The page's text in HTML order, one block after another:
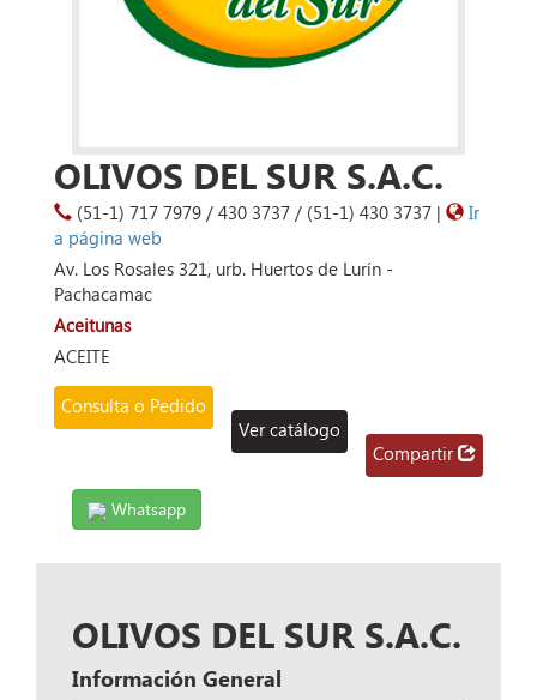
OLIVOS DEL SUR S.A.C.
(51-1) 717 7979 / 430 3737 / (51-1) 430 3737 |
Ir
a página web
Av. Los Rosales 321, urb. Huertos de Lurín -
Pachacamac
Aceitunas
ACEITE
Consulta o Pedido
Ver catálogo
Compartir
Whatsapp
OLIVOS DEL SUR S.A.C.
Información General